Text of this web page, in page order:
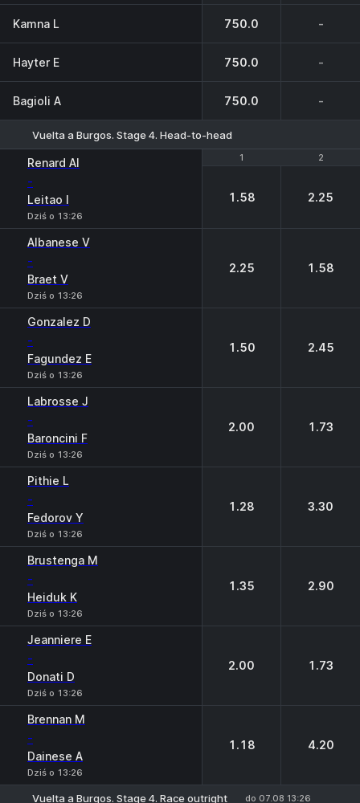
Kamna L 750.0 -
Hayter E 750.0 -
Bagioli A 750.0 -
Vuelta a Burgos. Stage 4. Head-to-head
1 2
Renard Al
-
Leitao I
Dziś o 13:26
1 2
1.58 2.25
Albanese V
-
Braet V
Dziś o 13:26
2.25 1.58
Gonzalez D
-
Fagundez E
Dziś o 13:26
1.50 2.45
Labrosse J
-
Baroncini F
Dziś o 13:26
2.00 1.73
Pithie L
-
Fedorov Y
Dziś o 13:26
1.28 3.30
Brustenga M
-
Heiduk K
Dziś o 13:26
1.35 2.90
Jeanniere E
-
Donati D
Dziś o 13:26
2.00 1.73
Brennan M
-
Dainese A
Dziś o 13:26
1.18 4.20
Vuelta a Burgos. Stage 4. Race outright do 07.08 13:26